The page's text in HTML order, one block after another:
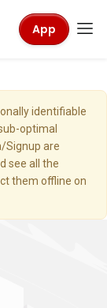
App
identifiable
optimal
Signup are
see all the
them offline on